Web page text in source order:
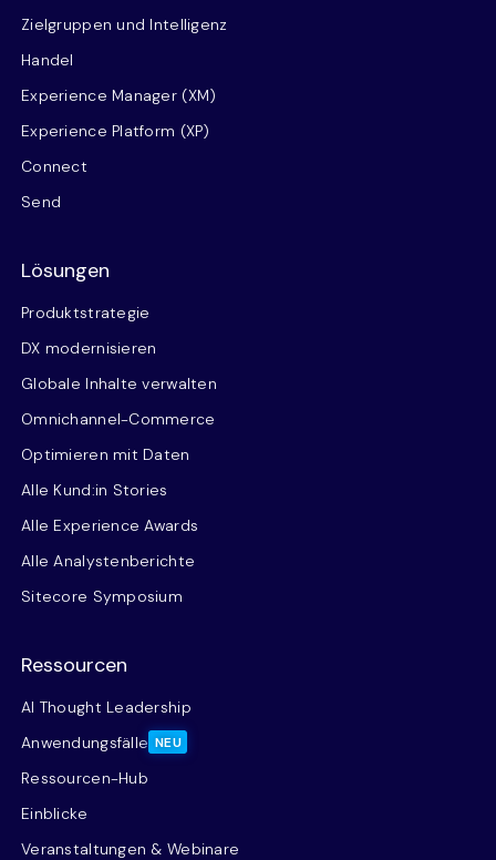
Zielgruppen und Intelligenz
Handel
Experience Manager (XM)
Experience Platform (XP)
Connect
Send
Lösungen
Produktstrategie
DX modernisieren
Globale Inhalte verwalten
Omnichannel-Commerce
Optimieren mit Daten
Alle Kund:in Stories
Alle Experience Awards
Alle Analystenberichte
Sitecore Symposium
Ressourcen
AI Thought Leadership
Anwendungsfälle NEU
Ressourcen-Hub
Einblicke
Veranstaltungen & Webinare